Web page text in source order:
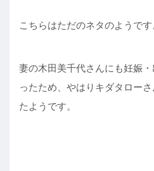
こちらはただのネタのようです
妻の木田美千代さんにも妊娠
ったため、やはりキダタロー
たようです。